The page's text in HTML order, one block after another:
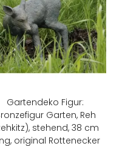
Gartendeko Figur:
Garten, Reh
stehend, 38 cm
original Rottenecker